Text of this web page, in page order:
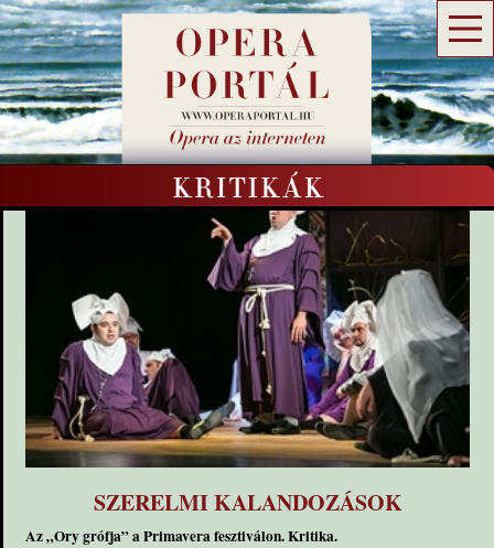
SZERELMI KALANDOZÁSOK
Az „Ory grófja” a Primavera fesztiválon. Kritika.